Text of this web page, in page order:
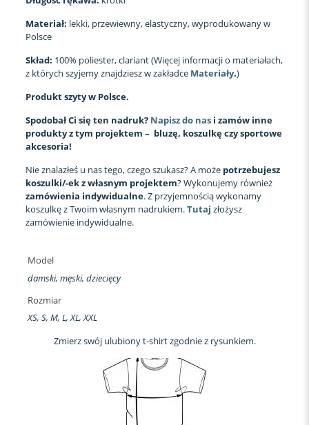
Materiał: lekki, przewiewny, elastyczny, wyprodukowany w
Polsce
Skład: 100% poliester, clariant (Więcej informacji o materiałach,
z których szyjemy znajdziesz w zakładce Materiały.)
Produkt szyty w Polsce.
Spodobał Ci się ten nadruk? Napisz do nas i zamów inne
produkty z tym projektem – bluzę, koszulkę czy sportowe
akcesoria!
Nie znalazłeś u nas tego, czego szukasz? A może potrzebujesz
koszulki/-ek z własnym projektem? Wykonujemy również
zamówienia indywidualne. Z przyjemnością wykonamy
koszulkę z Twoim własnym nadrukiem.Tutaj złożysz
zamówienie indywidualne.
Model
damski, męski, dziecięcy
Rozmiar
XS, S, M, L, XL, XXL
Zmierz swój ulubiony t-shirt zgodnie z rysunkiem.